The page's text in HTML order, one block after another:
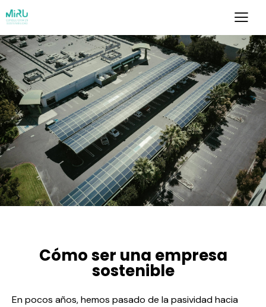
Cómo ser una empresa
sostenible
En pocos años, hemos pasado de la pasividad hacia